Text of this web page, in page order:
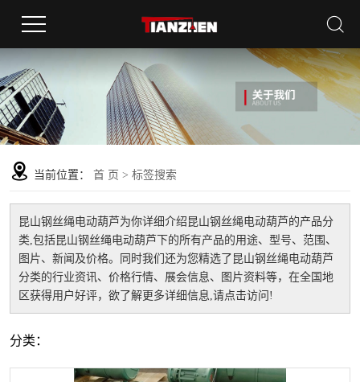
当前位置： 首 页 > 标签搜索
昆山钢丝绳电动葫芦 为你详细介绍 昆山钢丝绳电动葫芦 的产品分
类,包括昆山钢丝绳电动葫芦 下的所有产品的用途、型号、范围、
图片、新闻及价格。同时我们还为您精选了 昆山钢丝绳电动葫芦
分类的行业资讯、价格行情、展会信息、图片资料等，在全国地
区获得用户好评，欲了解更多详细信息,请点击访问!
分类：